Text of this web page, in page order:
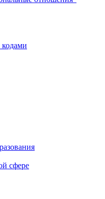
сфере